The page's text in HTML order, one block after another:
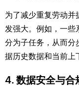
为了减少重复劳动并
发强大。例如，一些
分为子任务，从而
据历史数据和当前上
4. 数据安全与合